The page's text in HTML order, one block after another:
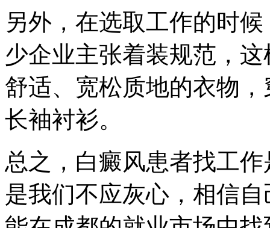
另外，在选取工作的时
少企业主张着装规范，
舒适、宽松质地的衣物
长袖衬衫。
总之，白癜风患者找工
是我们不应灰心，相信